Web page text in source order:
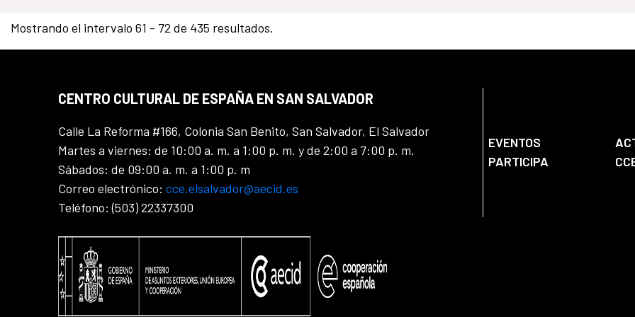
Mostrando el intervalo 61 - 72 de 435 resultados.
CENTRO CULTURAL DE ESPAÑA EN SAN SALVADOR
Calle La Reforma #166, Colonia San Benito, San Salvador, El Salvador
Martes a viernes: de 10:00 a. m. a 1:00 p. m. y de 2:00 a 7:00 p. m.
Sábados: de 09:00 a. m. a 1:00 p. m
Correo electrónico: cce.elsalvador@aecid.es
Teléfono: (503) 22337300
EVENTOS
PARTICIPA